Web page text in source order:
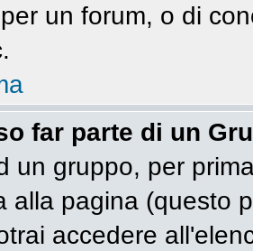
un forum, o di
far parte di un
un gruppo, per
alla pagina (questo
accedere